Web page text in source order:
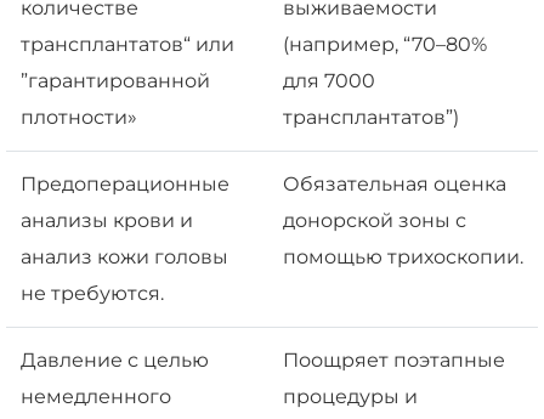
количестве
трансплантатов“ или
”гарантированной
плотности»
выживаемости
(например, “70–80%
для 7000
трансплантатов”)
Предоперационные
анализы крови и
анализ кожи головы
не требуются.
Обязательная оценка
донорской зоны с
помощью трихоскопии.
Давление с целью
немедленного
Поощряет поэтапные
процедуры и